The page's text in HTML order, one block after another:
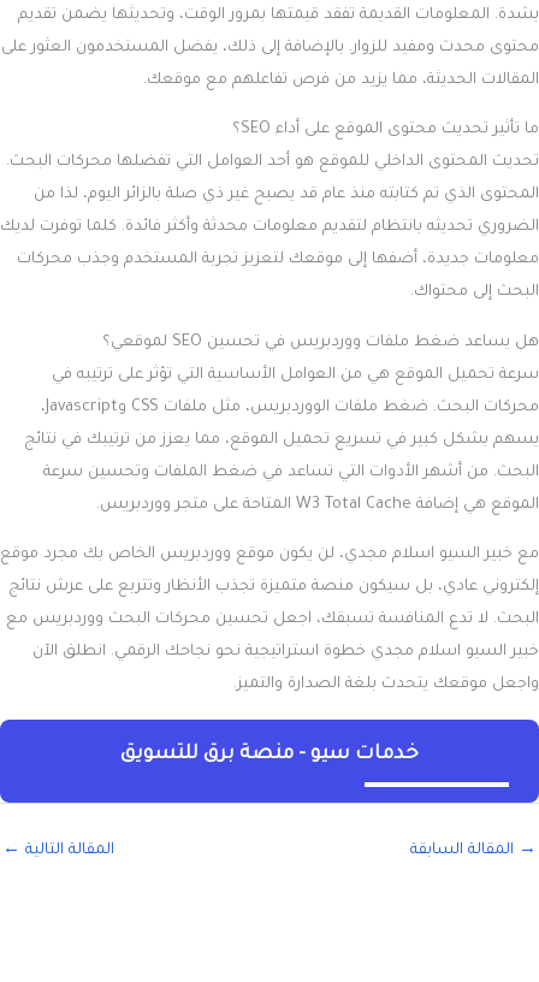
بشدة. المعلومات القديمة تفقد قيمتها بمرور الوقت، وتحديثها يضمن تقديم
محتوى محدث ومفيد للزوار. بالإضافة إلى ذلك، يفضل المستخدمون العثور على
المقالات الحديثة، مما يزيد من فرص تفاعلهم مع موقعك.
ما تأثير تحديث محتوى الموقع على أداء SEO؟
تحديث المحتوى الداخلي للموقع هو أحد العوامل التي تفضلها محركات البحث.
المحتوى الذي تم كتابته منذ عام قد يصبح غير ذي صلة بالزائر اليوم، لذا من
الضروري تحديثه بانتظام لتقديم معلومات محدثة وأكثر فائدة. كلما توفرت لديك
معلومات جديدة، أضفها إلى موقعك لتعزيز تجربة المستخدم وجذب محركات
البحث إلى محتواك.
هل يساعد ضغط ملفات ووردبريس في تحسين SEO لموقعي؟
سرعة تحميل الموقع هي من العوامل الأساسية التي تؤثر على ترتيبه في
محركات البحث. ضغط ملفات الووردبريس، مثل ملفات CSS وJavascript،
يسهم بشكل كبير في تسريع تحميل الموقع، مما يعزز من ترتيبك في نتائج
البحث. من أشهر الأدوات التي تساعد في ضغط الملفات وتحسين سرعة
الموقع هي إضافة W3 Total Cache المتاحة على متجر ووردبريس.
مع خبير السيو اسلام مجدي، لن يكون موقع ووردبريس الخاص بك مجرد موقع
إلكتروني عادي، بل سيكون منصة متميزة تجذب الأنظار وتتربع على عرش نتائج
البحث. لا تدع المنافسة تسبقك، اجعل تحسين محركات البحث ووردبريس مع
خبير السيو اسلام مجدي خطوة استراتيجية نحو نجاحك الرقمي. انطلق الآن
واجعل موقعك يتحدث بلغة الصدارة والتميز.
خدمات سيو - منصة برق للتسويق
→ المقالة السابقة المقالة التالية ←